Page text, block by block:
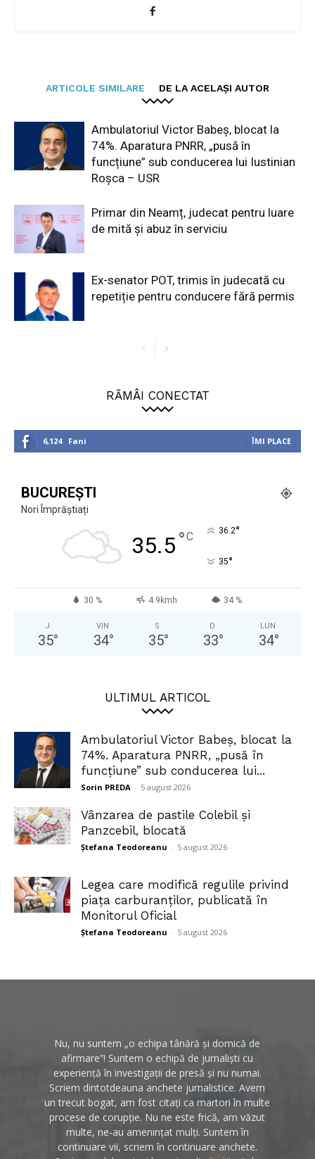
ARTICOLE SIMILARE DE LA ACELAȘI AUTOR
Ambulatoriul Victor Babeș, blocat la
74%. Aparatura PNRR, „pusă în
funcțiune” sub conducerea lui Iustinian
Roșca – USR
Primar din Neamț, judecat pentru luare
de mită și abuz în serviciu
Ex-senator POT, trimis în judecată cu
repetiție pentru conducere fără permis
RĂMÂI CONECTAT
6,124 Fani ÎMI PLACE
BUCUREȘTI
Nori Împrăștiați
35.5°C 36.2°
35°
30 % 4.9kmh 34 %
J
35°
VIN
34°
S
35°
D
33°
LUN
34°
ULTIMUL ARTICOL
Ambulatoriul Victor Babeș, blocat la
74%. Aparatura PNRR, „pusă în
funcțiune” sub conducerea lui...
Sorin PREDA - 5 august 2026
Vânzarea de pastile Colebil și
Panzcebil, blocată
Ștefana Teodoreanu - 5 august 2026
Legea care modifică regulile privind
piața carburanților, publicată în
Monitorul Oficial
Ștefana Teodoreanu - 5 august 2026
Nu, nu suntem „o echipa tânără și dornică de
afirmare”! Suntem o echipă de jurnaliști cu
experiență în investigații de presă și nu numai.
Scriem dintotdeauna anchete jurnalistice. Avem
un trecut bogat, am fost citați ca martori în multe
procese de corupție. Nu ne este frică, am văzut
multe, ne-au amenințat mulți. Suntem în
continuare vii, scriem în continuare anchete.